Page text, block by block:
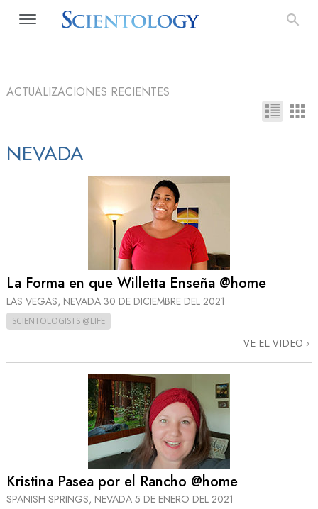
ACTUALIZACIONES RECIENTES
NEVADA
La Forma en que Willetta Enseña @home
LAS VEGAS, NEVADA 30 DE DICIEMBRE DEL 2021
SCIENTOLOGISTS @LIFE
VE EL VIDEO
Kristina Pasea por el Rancho @home
SPANISH SPRINGS, NEVADA 5 DE ENERO DEL 2021